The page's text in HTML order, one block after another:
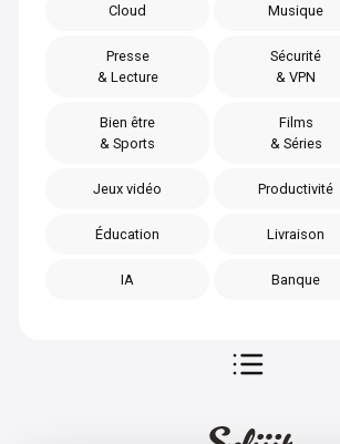
Cloud Musique
Presse
& Lecture
Sécurité
& VPN
Bien être
& Sports
Films
& Séries
Jeux vidéo Productivité
Éducation Livraison
IA Banque